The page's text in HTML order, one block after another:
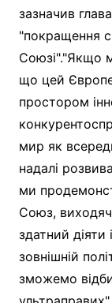
зазначив
"покращення
Союзі"."Якщо
що цей
простором
мир як
надалі
ми
Союз,
здатний
зовнішній
зможемо